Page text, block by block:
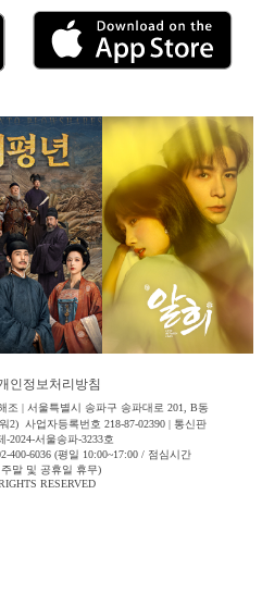
인정보처리방침
조 | 서울특별시 송파구 송파대로 201, B동
2) 사업자등록번호 218-87-02390 | 통신판
-2024-서울송파-3233호
400-6036 (평일 10:00~17:00 / 점심시간
주말 및 공휴일 휴무)
RESERVED